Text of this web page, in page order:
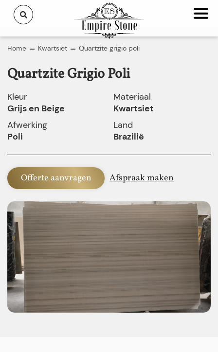
Home Kwartsiet Quartzite grigio poli
Quartzite Grigio Poli
Kleur
Grijs en Beige
Afwerking
Poli
Materiaal
Kwartsiet
Land
Brazilië
Offerte aanvragen Afspraak maken